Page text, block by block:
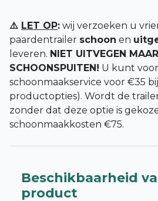
⚠️ LET OP: wij verzoeken u
paardentrailer schoon en
leveren. NIET UITVEGEN MAAR
SCHOONSPUITEN! U kunt
schoonmaakservice voor €35
productopties). Wordt de
zonder dat deze optie is
schoonmaakkosten €75.
Beschikbaarheid
product